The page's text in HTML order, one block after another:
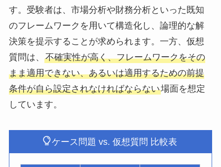
す。受験者は、市場分析や財務分析といった既知
のフレームワークを用いて構造化し、論理的な解
決策を提示することが求められます。一方、仮想
質問は、 不確実性が高く、フレームワークをその
まま適用できない、あるいは適用するための前提
条件が自ら設定されなければならない場面を想定
しています。
ケース問題 vs. 仮想質問 比較表